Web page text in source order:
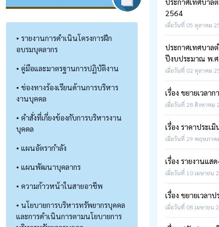
• รายงานการดำเนินโครงการฝึก
อบรมบุคลากร
• คู่มือและมาตรฐานการปฏิบัติงาน
• ช่องทางร้องเรียนด้านการบริหาร
งานบุคคล
• คำสั่งที่เกี่ยงข้องกับการบริหารงาน
บุคคล
• แผนอัตรากำลัง
• แผนพัฒนาบุคลากร
• ความก้าวหน้าในสายอาชีพ
• นโยบายการบริหารทรัพยากรบุคคล
และการดำเนินการตามนโยบายการ
2564
เมื่อวันที่ 05 ตุลาคม
ประกาศเทศบาล
ปีงบประมาณ พ.
เมื่อวันที่ 02 ตุลาคม
เรื่อง ขยายเวลา
เมื่อวันที่ 28 สิงหาคม
เรื่อง ราคาประ
เมื่อวันที่ 29 พฤษภาค
เรื่อง รายงานแ
เมื่อวันที่ 10 เมษายน
เรื่อง ขยายเวล
เมื่อวันที่ 08 เมษายน